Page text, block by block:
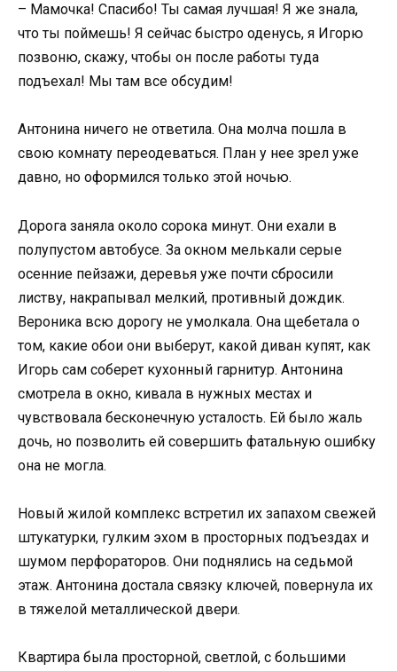
– Мамочка! Спасибо! Ты самая лучшая! Я же знала,
что ты поймешь! Я сейчас быстро оденусь, я Игорю
позвоню, скажу, чтобы он после работы туда
подъехал! Мы там все обсудим!
Антонина ничего не ответила. Она молча пошла в
свою комнату переодеваться. План у нее зрел уже
давно, но оформился только этой ночью.
Дорога заняла около сорока минут. Они ехали в
полупустом автобусе. За окном мелькали серые
осенние пейзажи, деревья уже почти сбросили
листву, накрапывал мелкий, противный дождик.
Вероника всю дорогу не умолкала. Она щебетала о
том, какие обои они выберут, какой диван купят, как
Игорь сам соберет кухонный гарнитур. Антонина
смотрела в окно, кивала в нужных местах и
чувствовала бесконечную усталость. Ей было жаль
дочь, но позволить ей совершить фатальную ошибку
она не могла.
Новый жилой комплекс встретил их запахом свежей
штукатурки, гулким эхом в просторных подъездах и
шумом перфораторов. Они поднялись на седьмой
этаж. Антонина достала связку ключей, повернула их
в тяжелой металлической двери.
Квартира была просторной, светлой, с большими